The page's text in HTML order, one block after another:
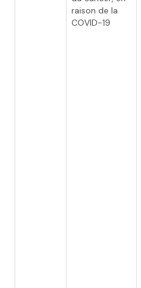
raison de la
COVID-19